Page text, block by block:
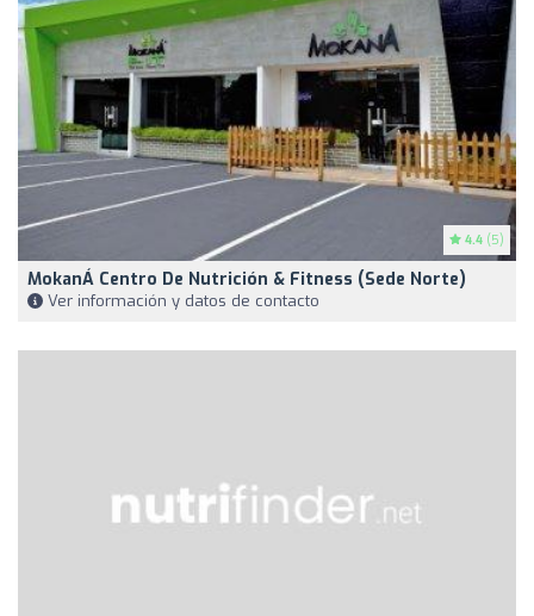
4.4 (5)
MokanÁ Centro De Nutrición & Fitness (Sede Norte)
Ver información y datos de contacto